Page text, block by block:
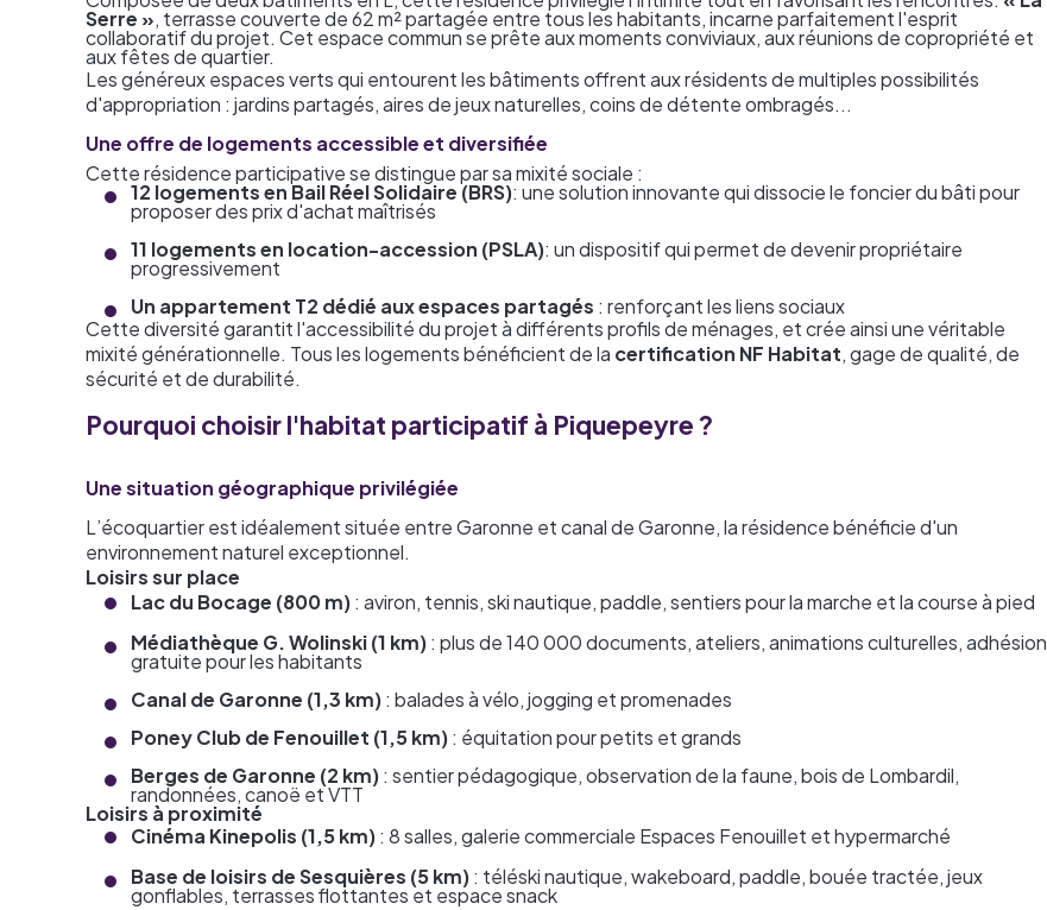
Serre », terrasse couverte de 62 m² partagée entre tous les habitants, incarne parfaitement l'esprit
collaboratif du projet. Cet espace commun se prête aux moments conviviaux, aux réunions de copropriété et
aux fêtes de quartier.
Les généreux espaces verts qui entourent les bâtiments offrent aux résidents de multiples possibilités
d'appropriation : jardins partagés, aires de jeux naturelles, coins de détente ombragés...
Une offre de logements accessible et diversifiée
Cette résidence participative se distingue par sa mixité sociale :
12 logements enBail Réel Solidaire (BRS): une solution innovante qui dissocie le foncier du bâti pour
proposer des prix d'achat maîtrisés
11 logements en location-accession (PSLA): un dispositif qui permet de devenir propriétaire
progressivement
Un appartement T2 dédié aux espaces partagés : renforçant les liens sociaux
Cette diversité garantit l'accessibilité du projet à différents profils de ménages, et crée ainsi une véritable
mixité générationnelle. Tous les logements bénéficient de la certification NF Habitat, gage de qualité, de
sécurité et de durabilité.
Pourquoi choisir l'habitat participatif à Piquepeyre ?
Une situation géographique privilégiée
L’écoquartier est idéalement située entre Garonne et canal de Garonne, la résidence bénéficie d'un
environnement naturel exceptionnel.
Loisirs sur place
Lac du Bocage (800 m): aviron, tennis, ski nautique, paddle, sentiers pour la marche et la course à pied
Médiathèque G. Wolinski (1 km): plus de 140 000 documents, ateliers, animations culturelles, adhésion
gratuite pour les habitants
Canal de Garonne (1,3 km): balades à vélo, jogging et promenades
Poney Club de Fenouillet (1,5 km): équitation pour petits et grands
Berges de Garonne (2 km): sentier pédagogique, observation de la faune, bois de Lombardil,
randonnées, canoë et VTT
Loisirs à proximité
Cinéma Kinepolis (1,5 km): 8 salles, galerie commerciale Espaces Fenouillet et hypermarché
Base de loisirs de Sesquières (5 km): téléski nautique, wakeboard, paddle, bouée tractée, jeux
gonflables, terrasses flottantes et espace snack